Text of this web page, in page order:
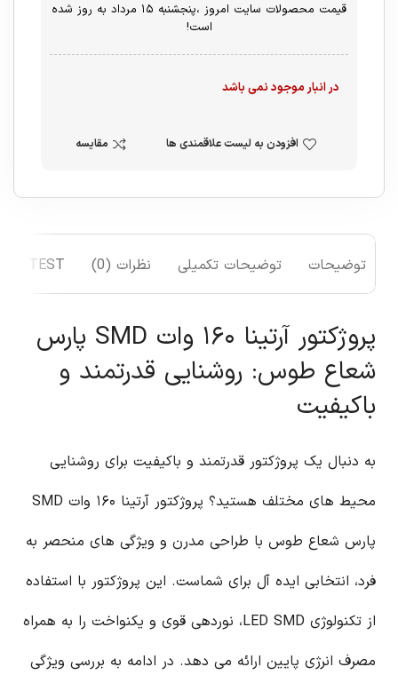
قیمت محصولات سایت امروز ،پنجشنبه ۱۵ مرداد به روز شده
است!
در انبار موجود نمی باشد
افزودن به لیست علاقمندی ها مقایسه
توضیحات توضیحات تکمیلی نظرات (0) TEST
پروژکتور آرتینا ۱۶۰ وات SMD پارس
شعاع طوس: روشنایی قدرتمند و
باکیفیت
به دنبال یک پروژکتور قدرتمند و باکیفیت برای روشنایی
محیط های مختلف هستید؟ پروژکتور آرتینا ۱۶۰ وات SMD
پارس شعاع طوس با طراحی مدرن و ویژگی های منحصر به
فرد، انتخابی ایده آل برای شماست. این پروژکتور با استفاده
از تکنولوژی LED SMD، نوردهی قوی و یکنواخت را به همراه
مصرف انرژی پایین ارائه می دهد. در ادامه به بررسی ویژگی